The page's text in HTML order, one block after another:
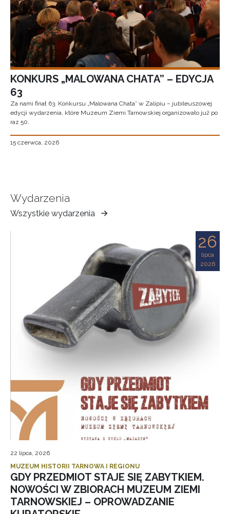
KONKURS „MALOWANA CHATA” – EDYCJA
63
Za nami finał 63. Konkursu „Malowana Chata” w Zalipiu – jubileuszowej
edycji wydarzenia, które Muzeum Ziemi Tarnowskiej organizowało już po
raz 50.
15 czerwca, 2026
Wydarzenia
Wszystkie wydarzenia
Muzeum
Ziemi
26
lipca
2026
22 lipca, 2026
MUZEUM HISTORII TARNOWA I REGIONU
GDY PRZEDMIOT STAJE SIĘ ZABYTKIEM.
NOWOŚCI W ZBIORACH MUZEUM ZIEMI
TARNOWSKIEJ – OPROWADZANIE